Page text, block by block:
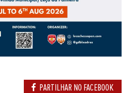
PARTILHAR NO FACEBOOK